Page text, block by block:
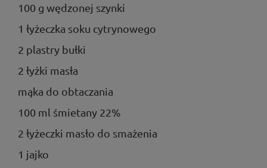
100 g wędzonej szynki
1 łyżeczka soku cytrynowego
2 plastry bułki
2 łyżki masła
mąka do obtaczania
100 ml śmietany 22%
2 łyżeczki masło do smażenia
1 jajko